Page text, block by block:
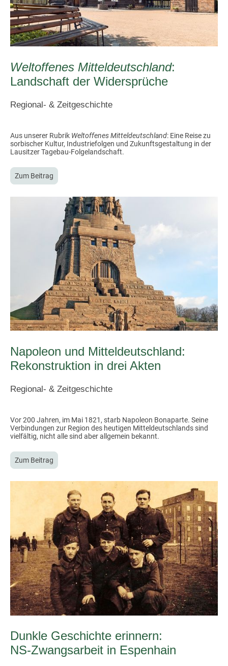
Weltoffenes Mitteldeutschland:
Landschaft der Widersprüche
Regional- & Zeitgeschichte
Aus unserer Rubrik Weltoffenes Mitteldeutschland: Eine Reise zu
sorbischer Kultur, Industriefolgen und Zukunftsgestaltung in der
Lausitzer Tagebau-Folgelandschaft.
Zum Beitrag
Napoleon und Mitteldeutschland:
Rekonstruktion in drei Akten
Regional- & Zeitgeschichte
Vor 200 Jahren, im Mai 1821, starb Napoleon Bonaparte. Seine
Verbindungen zur Region des heutigen Mitteldeutschlands sind
vielfältig, nicht alle sind aber allgemein bekannt.
Zum Beitrag
Dunkle Geschichte erinnern:
NS-Zwangsarbeit in Espenhain